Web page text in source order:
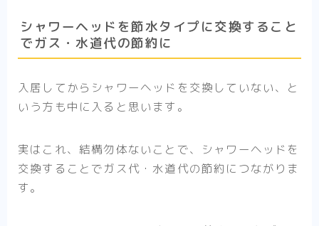
シャワーヘッドを節水タイプに交換すること
でガス・水道代の節約に
入居してからシャワーヘッドを交換していない、と
いう方も中に入ると思います。
実はこれ、結構勿体ないことで、シャワーヘッドを
交換することでガス代・水道代の節約につながりま
す。